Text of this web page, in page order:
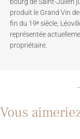
produit le Grand Vin
fin du 19ᵉ siècle,
représentée
propriétaire.
Vous